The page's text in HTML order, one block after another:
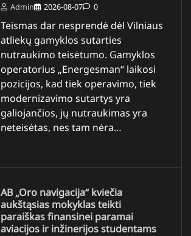
Admin 2026-08-07 0
Teismas dar nesprendė dėl Vilniaus
atliekų gamyklos sutarties
nutraukimo teisėtumo. Gamyklos
operatorius „Energesman“ laikosi
pozicijos, kad tiek operavimo, tiek
modernizavimo sutartys yra
galiojančios, jų nutraukimas yra
neteisėtas, nes tam nėra…
AB „Oro navigacija“ kviečia
aukštąsias mokyklas teikti
paraiškas finansinei paramai
aviacijos ir inžinerijos studentams